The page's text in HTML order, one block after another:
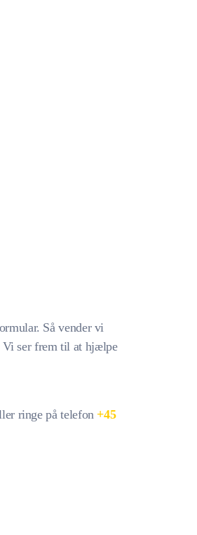
Så vender vi
Vi ser frem til at hjælpe
ringe på telefon +45